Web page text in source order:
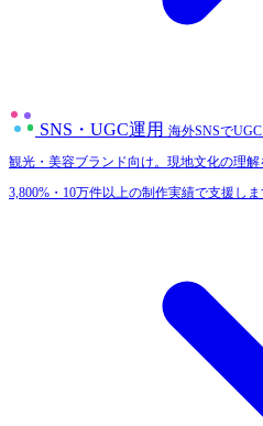
SNS・UGC運用 海外SNSで
観光・美容ブランド向け。現地文化の理
3,800%・10万件以上の制作実績で支援しま